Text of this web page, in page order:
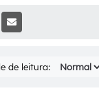
MÍDIAS
de leitura: